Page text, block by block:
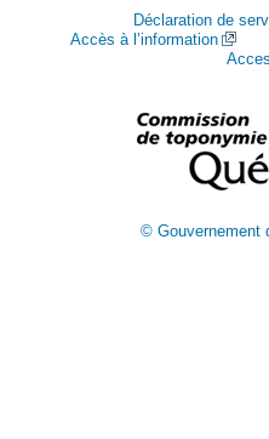
Déclaration de
Accès à l’information
© Gouvernement